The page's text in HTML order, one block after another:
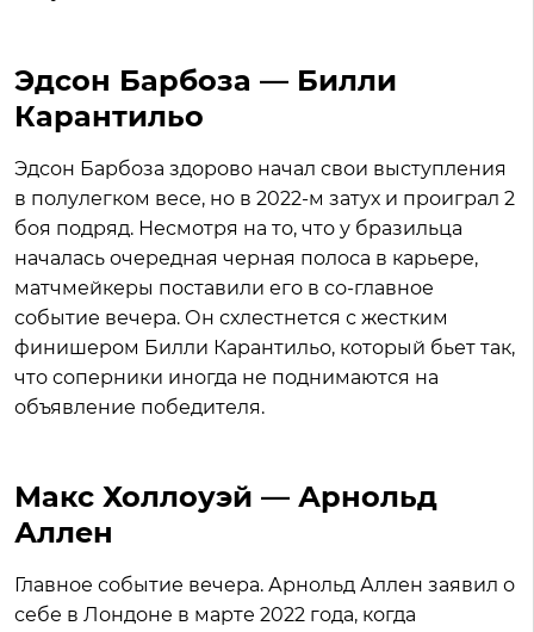
Эдсон Барбоза — Билли
Карантильо
Эдсон Барбоза здорово начал свои выступления
в полулегком весе, но в 2022-м затух и проиграл 2
боя подряд. Несмотря на то, что у бразильца
началась очередная черная полоса в карьере,
матчмейкеры поставили его в со-главное
событие вечера. Он схлестнется с жестким
финишером Билли Карантильо, который бьет так,
что соперники иногда не поднимаются на
объявление победителя.
Макс Холлоуэй — Арнольд
Аллен
Главное событие вечера. Арнольд Аллен заявил о
себе в Лондоне в марте 2022 года, когда